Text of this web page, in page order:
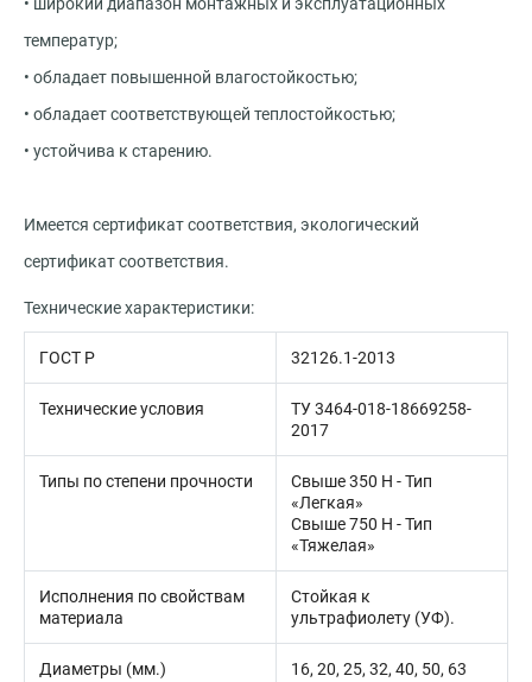
температур;
• обладает повышенной влагостойкостью;
• обладает соответствующей теплостойкостью;
• устойчива к старению.
Имеется сертификат соответствия, экологический
сертификат соответствия.
Технические характеристики:
ГОСТ Р 32126.1-2013
Технические условия
ТУ 3464-018-18669258-
2017
Типы по степени прочности
Свыше 350 Н - Тип
«Легкая»
Свыше 750 Н - Тип
«Тяжелая»
Исполнения по свойствам
материала
Стойкая к
ультрафиолету (УФ).
Диаметры (мм.) 16, 20, 25, 32, 40, 50, 63